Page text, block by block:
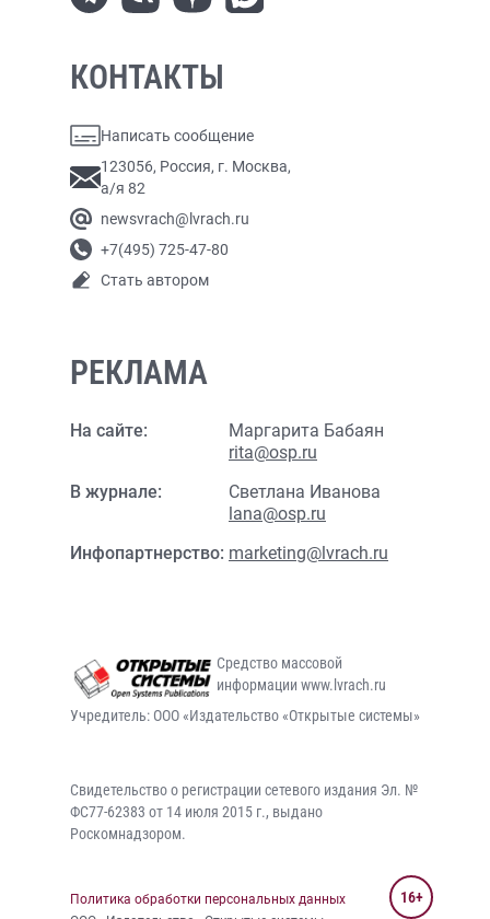
КОНТАКТЫ
Написать сообщение
123056, Россия, г. Москва,
а/я 82
newsvrach@lvrach.ru
+7(495) 725-47-80
Стать автором
РЕКЛАМА
На сайте:
Маргарита Бабаян
rita@osp.ru
В журнале:
Светлана Иванова
lana@osp.ru
Инфопартнерство: marketing@lvrach.ru
Средство массовой
информации www.lvrach.ru
Учредитель: ООО «Издательство «Открытые системы»
Свидетельство о регистрации сетевого издания Эл. №
ФС77-62383 от 14 июля 2015 г., выдано
Роскомнадзором.
Политика обработки персональных данных
16+